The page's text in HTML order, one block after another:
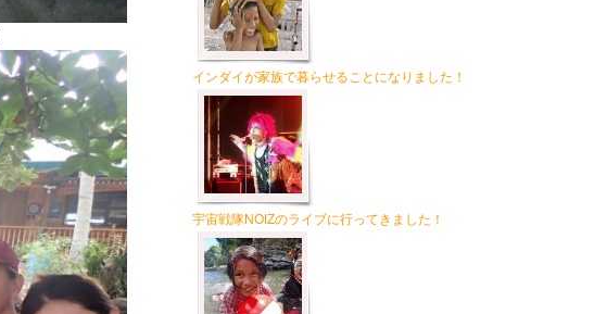
インダイが家族で暮らせることになりました！
宇宙戦隊NOIZのライブに行ってきました！